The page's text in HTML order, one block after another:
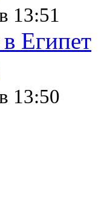
13:51
Египет
13:50